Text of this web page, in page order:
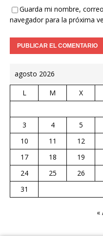
Guarda mi nombre,
navegador para la próxima
agosto 2026
L M X
3
4 5
10
11 12
17
18 19
24
25 26
31
«